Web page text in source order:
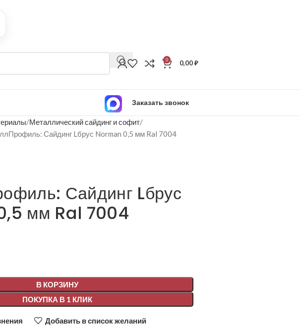
0 0,00₽
Заказать звонок
Металлический сайдинг и софит
Сайдинг Lбрус Norman 0,5 мм Ral 7004
Сайдинг Lбрус
мм Ral 7004
В КОРЗИНУ
ПОКУПКА В 1 КЛИК
Добавить в список желаний